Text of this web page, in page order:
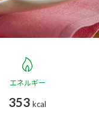
中華エネルギー
353 kcal